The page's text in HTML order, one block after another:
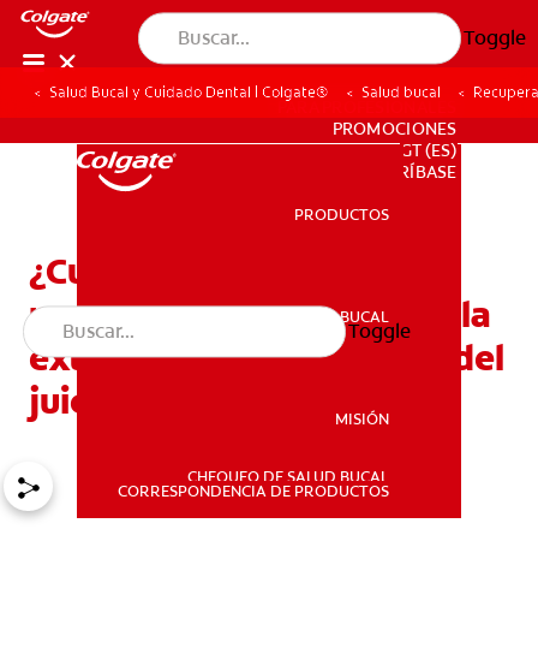
Toggle
SALUD BUCAL
PARA PROFESIONALES
PROMOCIONES
GT (ES)
SUSCRÍBASE
PRODUCTOS
SALUD BUCAL
MISIÓN
CHEQUEO DE SALUD BUCAL
CORRESPONDENCIA DE PRODUCTOS
Toggle
Salud Bucal y Cuidado Dental | Colgate® Salud bucal
¿Cuánto dura la
recuperación después de la
extracción de una muela del
juicio?